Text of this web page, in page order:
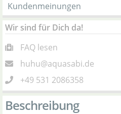
Kundenmeinungen
Wir sind für Dich da!
FAQ lesen
huhu@aquasabi.de
+49 531 2086358
Beschreibung